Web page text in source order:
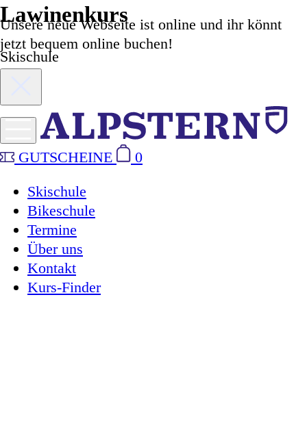
Unsere neue Webseite ist online und ihr könnt
jetzt bequem online buchen!
GUTSCHEINE
0
Skischule
Bikeschule
Termine
Über uns
Kontakt
Kurs-Finder
Lawinenkurs
Skischule